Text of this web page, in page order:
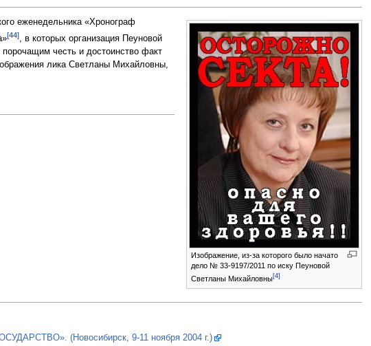
Изображение, из-за которого было начато
дело № 33-9197/2011 по иску Пеуновой
Светланы Михайловны[4]
еженедельника «Хронограф
[44], в которых организация Пеуновой
честь и достоинство факт
лика Светланы Михайловны,
(Новосибирск, 9-11 ноября 2004 г.)